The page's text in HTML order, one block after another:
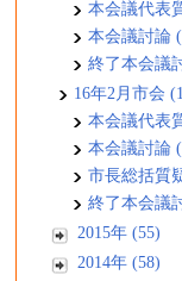
本会議代表
本会議討論
終了本会議
16年2月市会
本会議代表
本会議討論
市長総括質
終了本会議
2015年 (55)
2014年 (58)